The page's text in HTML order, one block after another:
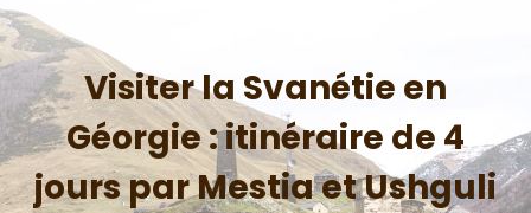
Visiter la Svanétie en
Géorgie : itinéraire de 4
jours par Mestia et Ushguli